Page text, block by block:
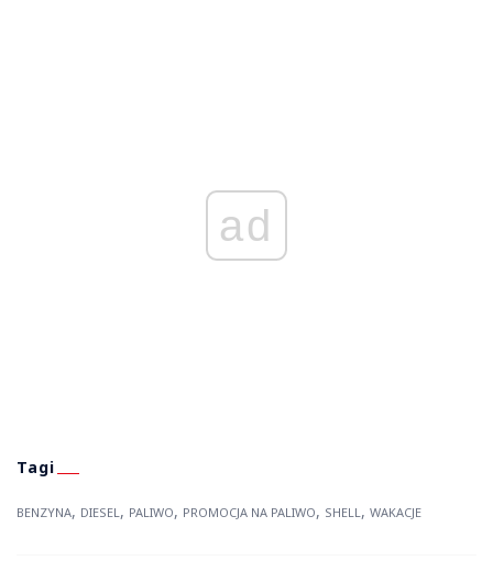
ad
BENZYNA, DIESEL , PALIWO, PROMOCJA NA PALIWO, SHELL , WAKACJE